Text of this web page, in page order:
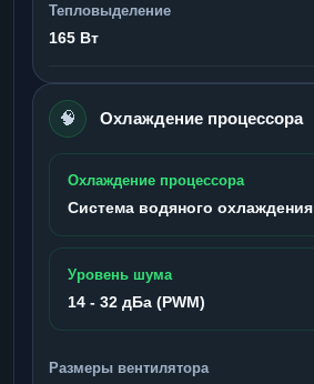
Тепловыделение
165 Вт
🧠 Охлаждение процессора
Охлаждение процессора
Система водяного охлаждения
Уровень шума
14 - 32 дБа (PWM)
Размеры вентилятора